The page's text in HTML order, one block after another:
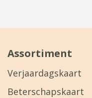
Assortiment
Verjaardagskaart
Beterschapskaart